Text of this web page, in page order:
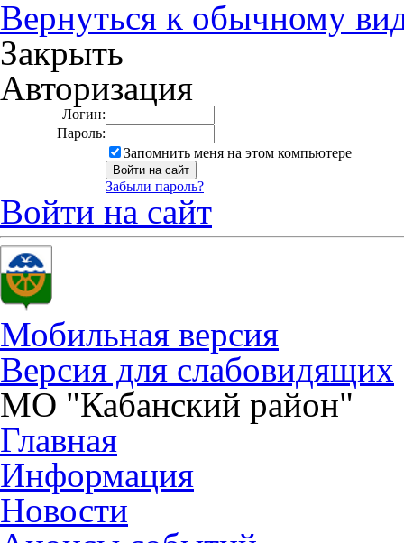
Вернуться к обычному
Закрыть
Авторизация
Логин:
Пароль:
Запомнить меня на этом компьютере
Забыли пароль?
Войти на сайт
Мобильная версия
Версия для слабовидящих
МО "Кабанский район"
Главная
Информация
Новости